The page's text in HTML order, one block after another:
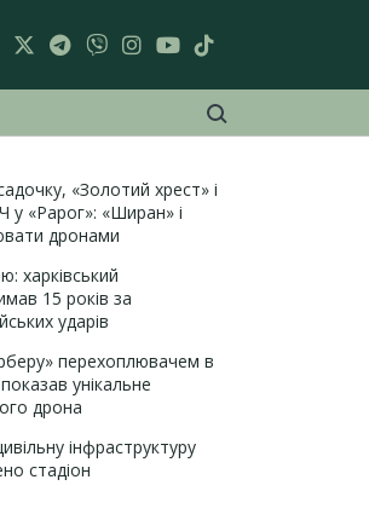
«Золотий хрест» і
у «Рарог»: «Ширан» і
дронами
харківський
15 років за
ударів
перехоплювачем в
унікальне
дрона
інфраструктуру
стадіон